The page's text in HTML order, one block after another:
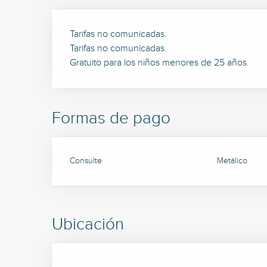
Tarifas no comunicadas.
Tarifas no comunicadas.
Gratuito para los niños menores de 25 años.
Formas de pago
Consulte Metálico
Ubicación